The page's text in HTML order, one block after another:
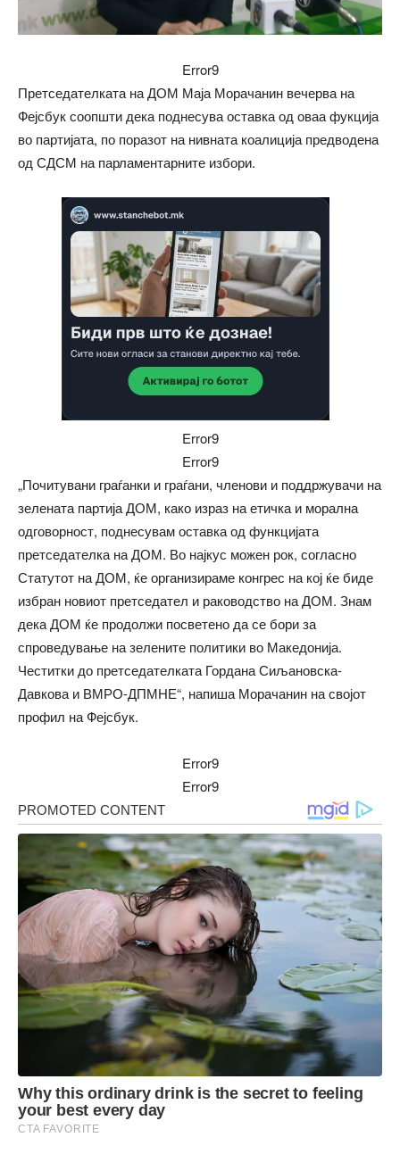
Error9
Претседателката на ДОМ Маја Морачанин вечерва на
Фејсбук соопшти дека поднесува оставка од оваа фукција
во партијата, по поразот на нивната коалиција предводена
од СДСМ на парламентарните избори.
Error9
Error9
„Почитувани граѓанки и граѓани, членови и поддржувачи на
зелената партија ДОМ, како израз на етичка и морална
одговорност, поднесувам оставка од функцијата
претседателка на ДОМ. Во најкус можен рок, согласно
Статутот на ДОМ, ќе организираме конгрес на кој ќе биде
избран новиот претседател и раководство на ДОМ. Знам
дека ДОМ ќе продолжи посветено да се бори за
спроведување на зелените политики во Македонија.
Честитки до претседателката Гордана Сиљановска-
Давкова и ВМРО-ДПМНЕ“, напиша Морачанин на својот
профил на Фејсбук.
Error9
Error9